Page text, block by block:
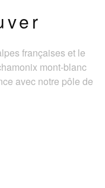
françaises et le
mont-blanc
avec notre pôle de